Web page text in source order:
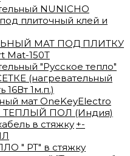
NUNICHO
плиточный клей и
МАТ ПОД ПЛИТКУ
Mat-150T
"Русское тепло"
(нагревательный
16Вт 1м.п.)
мат OneKeyElectro
ПОЛ (Индия)
в стяжку +-
" РТ" в стяжку